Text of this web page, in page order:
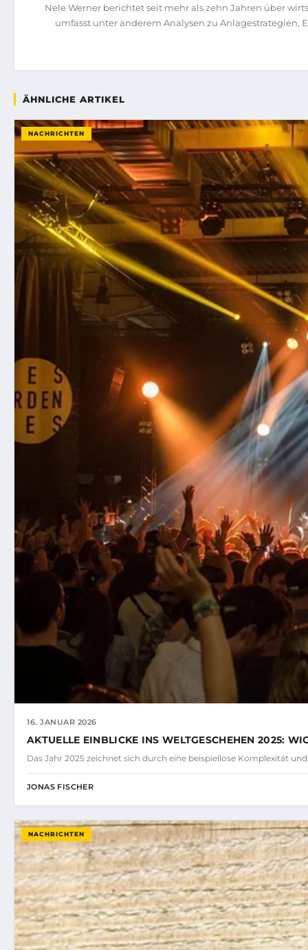
Nele Werner berichtet seit mehr als zehn Jahren über
umfasst unter anderem Analysen zu
ÄHNLICHE ARTIKEL
NACHRICHTEN
16. JANUAR 2026
AKTUELLE EINBLICKE INS WELTGESCHEHEN 2025:
Das Jahr 2025 zeichnet sich durch eine beispiellose Komplexität
JONAS FISCHER
NACHRICHTEN